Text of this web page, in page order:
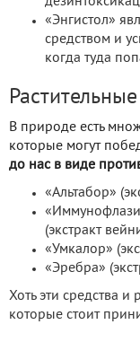
«Энгистол»
средством и
когда туда
Растительные
В природе есть
которые могут
до нас в виде
«Альтабор»
(экстракт
«Умкалор»
«Эребра»
Хоть эти средства и
которые стоит